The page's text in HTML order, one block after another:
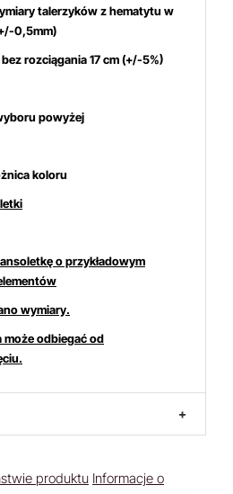
z hematytu w
0,5mm)
rozciągania 17 cm (+/-5%)
powyżej
koloru
o przykładowym
wymiary.
odbiegać od
+
produktu Informacje o